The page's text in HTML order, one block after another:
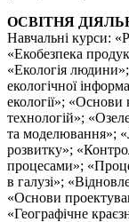
ОСВІТНЯ
Навчальні курси:
«Екобезпека
«Екологія
екологічної
екології»;
технологій»;
та моделювання»;
розвитку»;
процесами»;
в галузі»;
«Основи
«Географічне